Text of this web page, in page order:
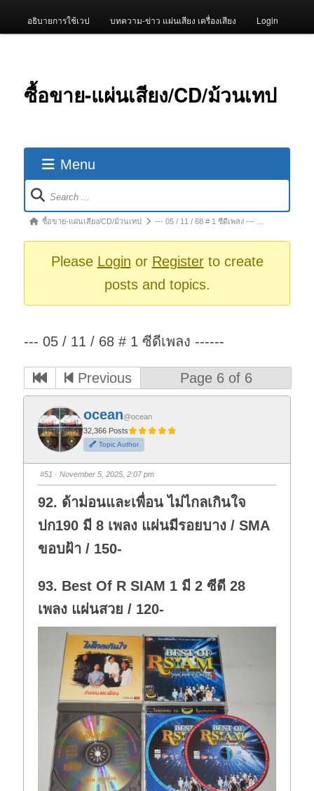
อธิบายการใช้เวป บทความ-ข่าว แผ่นเสียง เครื่องเสียง Login
ซื้อขาย-แผ่นเสียง/CD/ม้วนเทป
Menu
Forum
Navigation
Forumซื้อขาย-แผ่นเสียง/CD/ม้วนเทป --- 05 / 11 / 68 # 1 ซีดีเพลง --- …
Please Login or Registerto create
posts and topics.
--- 05 / 11 / 68 # 1 ซีดีเพลง ------
Previous Page 6 of 6
ocean@ocean
32,366 Posts
Topic Author
#51 · November 5, 2025, 2:07 pm
92. ด้าม่อนและเพื่อน ไม่ไกลเกินใจ
ปก190 มี 8 เพลง แผ่นมีรอยบาง / SMA
ขอบฝ้า / 150-
93. Best Of R SIAM 1 มี 2 ซีดี 28
เพลง แผ่นสวย / 120-